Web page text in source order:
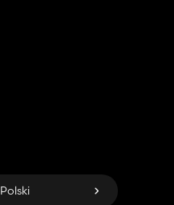
Polski